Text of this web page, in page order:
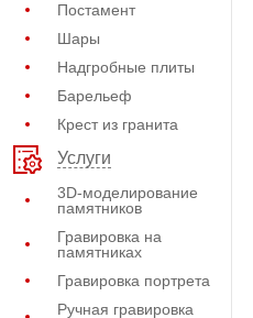
Постамент
Шары
Надгробные плиты
Барельеф
Крест из гранита
Услуги
3D-моделирование
памятников
Гравировка на
памятниках
Гравировка портрета
Ручная гравировка